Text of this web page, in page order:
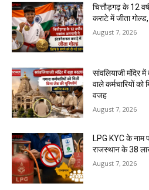
चित्तौड़गढ़ के 12
कराटे में जीता
August 7, 2026
सांवलियाजी मंदिर
वाले कर्मचारियों को
वजह
August 7, 2026
LPG KYC के नाम
राजस्थान के 38
August 7, 2026